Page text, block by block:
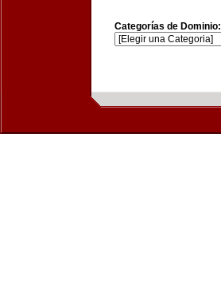
Categorías de Dominio: